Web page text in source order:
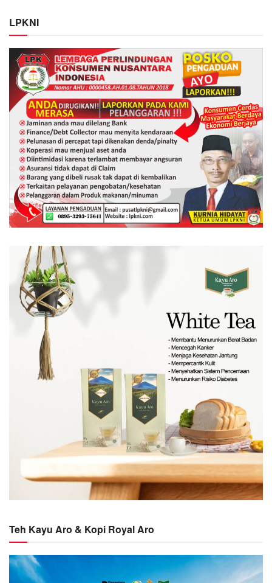
LPKNI
Teh Kayu Aro & Kopi Royal Aro